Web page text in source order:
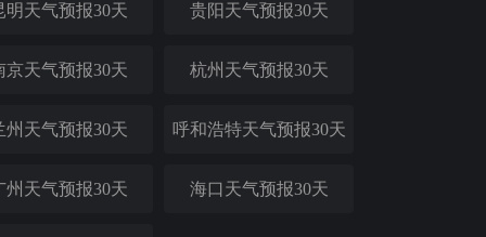
明天气预报30天 贵阳天气预报30天
京天气预报30天 杭州天气预报30天
州天气预报30天 呼和浩特天气预报30天
州天气预报30天 海口天气预报30天